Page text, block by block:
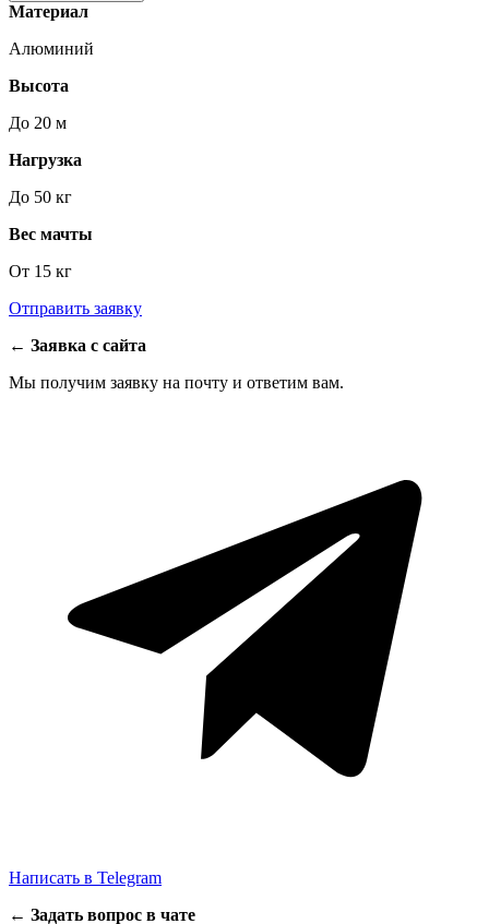
Материал
Алюминий
Высота
До 20 м
Нагрузка
До 50 кг
Вес мачты
От 15 кг
Отправить заявку
← Заявка с сайта
Мы получим заявку на почту и ответим вам.
Написать в Telegram
← Задать вопрос в чате